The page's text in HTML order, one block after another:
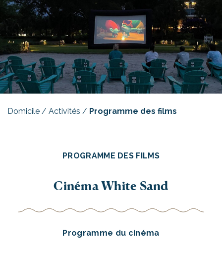
Domicile / Activités / Programme des films
PROGRAMME DES FILMS
Cinéma White Sand
Programme du cinéma